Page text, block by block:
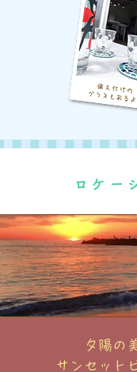
ロケー
夕陽の
サンセット